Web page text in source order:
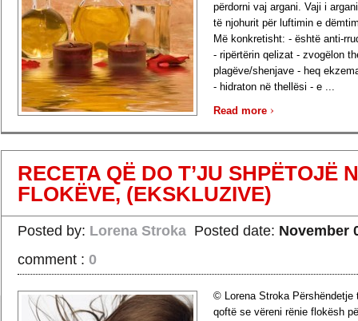
përdorni vaj argani. Vaji i
të njohurit për luftimin e
Më konkretisht: - është anti-
- ripërtërin qelizat - zvogëlon
plagëve/shenjave - heq
- hidraton në thellësi - e ...
Read more ›
RECETA QË DO T’JU SHPËTOJË
FLOKËVE, (EKSKLUZIVE)
Posted by: Lorena Stroka Posted date: November
comment : 0
© Lorena Stroka Përshëndetje
qoftë se vëreni rënie flokësh